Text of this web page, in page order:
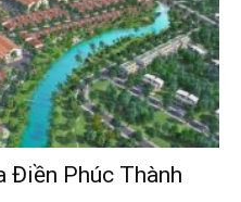
Điền Phúc Thành